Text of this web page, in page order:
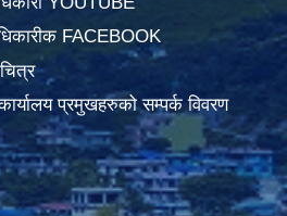
FACEBOOK
प्रमुखहरुको सम्पर्क विवरण